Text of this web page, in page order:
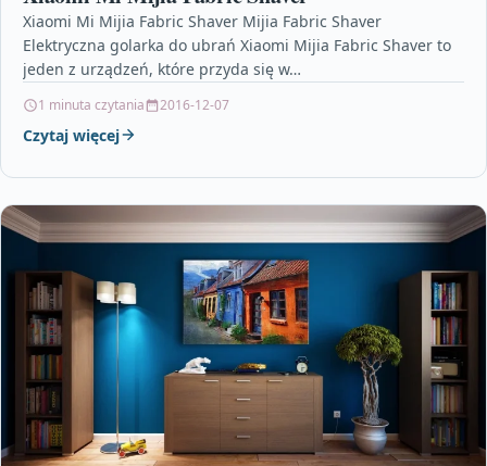
Xiaomi Mi Mijia Fabric Shaver Mijia Fabric Shaver
Elektryczna golarka do ubrań Xiaomi Mijia Fabric Shaver to
jeden z urządzeń, które przyda się w…
1 minuta czytania 2016-12-07
Czytaj więcej